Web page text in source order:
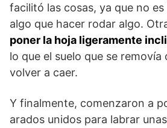
facilitó las cosas, ya que no
algo que hacer rodar algo.
poner la hoja ligeramente
lo que el suelo que se removía
volver a caer.
Y finalmente, comenzaron a
arados unidos para labrar